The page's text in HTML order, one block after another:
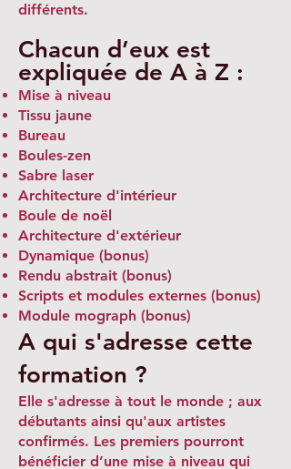
différents.
Chacun d’eux est
expliquée de A à Z :
Mise à niveau
Tissu jaune
Bureau
Boules-zen
Sabre laser
Architecture d'intérieur
Boule de noël
Architecture d'extérieur
Dynamique (bonus)
Rendu abstrait (bonus)
Scripts et modules externes (bonus)
Module mograph (bonus)
A qui s'adresse cette
formation ?
Elle s'adresse à tout le monde ; aux
débutants ainsi qu'aux artistes
confirmés. Les premiers pourront
bénéficier d’une mise à niveau qui